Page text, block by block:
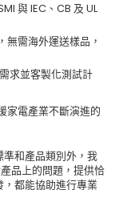
與 IEC、CB 及 UL
無需海外運送樣品，
求並客製化測試計
家電產業不斷演進的
和產品類別外，我
品上的問題，提供恰
都能協助進行專業